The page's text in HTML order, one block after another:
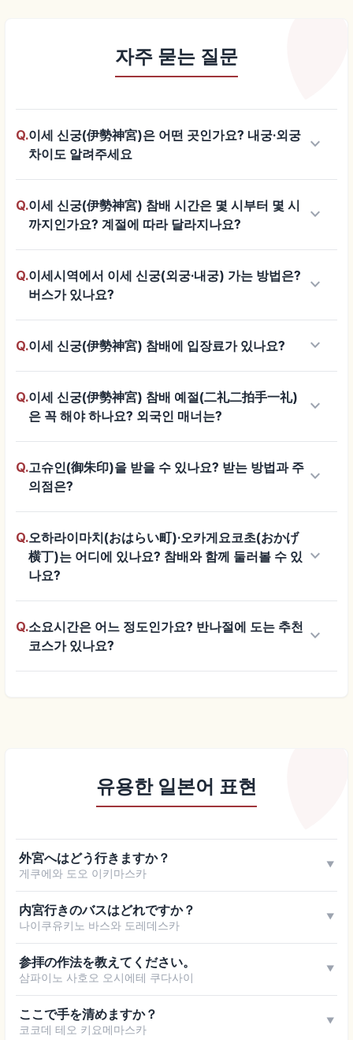
자주 묻는 질문
Q.이세 신궁(伊勢神宮)은 어떤 곳인가요? 내궁·외궁
차이도 알려주세요
keyboard_arrow_down
Q.이세 신궁(伊勢神宮) 참배 시간은 몇 시부터 몇 시
까지인가요? 계절에 따라 달라지나요?
keyboard_arrow_down
Q.이세시역에서 이세 신궁(외궁·내궁) 가는 방법은?
버스가 있나요?
keyboard_arrow_down
Q.이세 신궁(伊勢神宮) 참배에 입장료가 있나요? keyboard_arrow_down
Q.이세 신궁(伊勢神宮) 참배 예절(二礼二拍手一礼)
은 꼭 해야 하나요? 외국인 매너는?
keyboard_arrow_down
Q.고슈인(御朱印)을 받을 수 있나요? 받는 방법과 주
의점은?
keyboard_arrow_down
Q.오하라이마치(おはらい町)·오카게요코초(おかげ
横丁)는 어디에 있나요? 참배와 함께 둘러볼 수 있
나요?
keyboard_arrow_down
Q.소요시간은 어느 정도인가요? 반나절에 도는 추천
코스가 있나요?
keyboard_arrow_down
유용한 일본어 표현
外宮へはどう行きますか？
게쿠에와 도오 이키마스카
▼
内宮行きのバスはどれですか？
나이쿠유키노 바스와 도레데스카
▼
参拝の作法を教えてください。
삼파이노 사호오 오시에테 쿠다사이
▼
ここで手を清めますか？
코코데 테오 키요메마스카
▼